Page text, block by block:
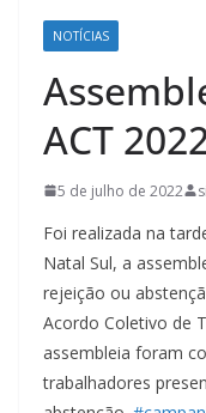
NOTÍCIAS
ACT
5 de julho de 2022
Foi realizada na
Natal Sul, a
rejeição ou
Acordo Coletivo de
assembleia foram
trabalhadores